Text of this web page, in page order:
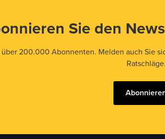
Sie den
200.000 Abonnenten. Melden auch Sie
Ratschläge.